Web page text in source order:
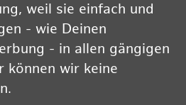
weil sie einfach und
- wie Deinen
- in allen gängigen
können wir keine